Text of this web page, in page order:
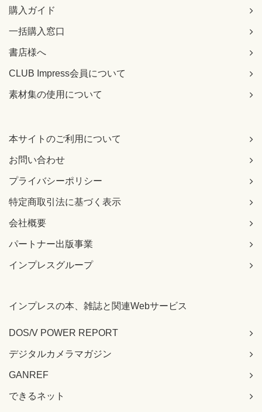
購入ガイド
一括購入窓口
書店様へ
CLUB Impress会員について
素材集の使用について
本サイトのご利用について
お問い合わせ
プライバシーポリシー
特定商取引法に基づく表示
会社概要
パートナー出版事業
インプレスグループ
インプレスの本、雑誌と関連Webサービス
DOS/V POWER REPORT
デジタルカメラマガジン
GANREF
できるネット